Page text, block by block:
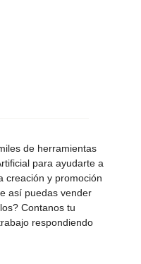
de herramientas
para ayudarte a
creación y promoción
así puedas vender
Contanos tu
respondiendo